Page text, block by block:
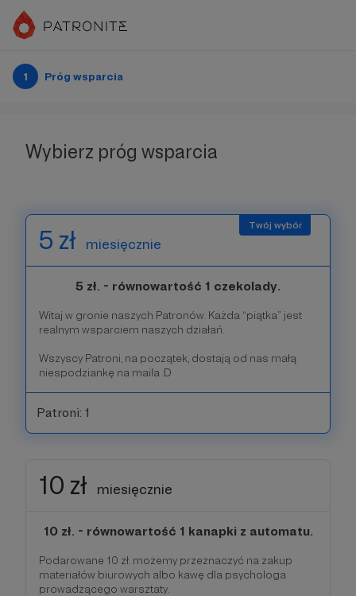
1 Próg wsparcia
Wybierz próg wsparcia
5 zł miesięcznie
5 zł. - równowartość 1 czekolady.
Witaj w gronie naszych Patronów. Każda “piątka” jest
realnym wsparciem naszych działań.
Wszyscy Patroni, na początek, dostają od nas małą
niespodziankę na maila :D
Patroni: 1
10 zł miesięcznie
10 zł. - równowartość 1 kanapki z automatu.
Podarowane 10 zł. możemy przeznaczyć na zakup
materiałów biurowych albo kawę dla psychologa
prowadzącego warsztaty.